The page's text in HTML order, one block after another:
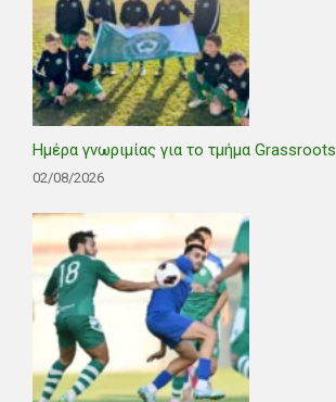
Ημέρα γνωριμίας για το τμήμα Grassroots
02/08/2026